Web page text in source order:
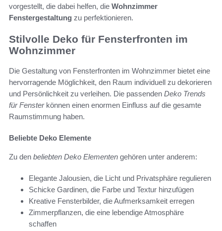
vorgestellt, die dabei helfen, die Wohnzimmer
Fenstergestaltung zu perfektionieren.
Stilvolle Deko für Fensterfronten im
Wohnzimmer
Die Gestaltung von Fensterfronten im Wohnzimmer bietet eine
hervorragende Möglichkeit, den Raum individuell zu dekorieren
und Persönlichkeit zu verleihen. Die passenden Deko Trends
für Fensterkönnen einen enormen Einfluss auf die gesamte
Raumstimmung haben.
Beliebte Deko Elemente
Zu den beliebten Deko Elementen gehören unter anderem:
Elegante Jalousien, die Licht und Privatsphäre regulieren
Schicke Gardinen, die Farbe und Textur hinzufügen
Kreative Fensterbilder, die Aufmerksamkeit erregen
Zimmerpflanzen, die eine lebendige Atmosphäre
schaffen